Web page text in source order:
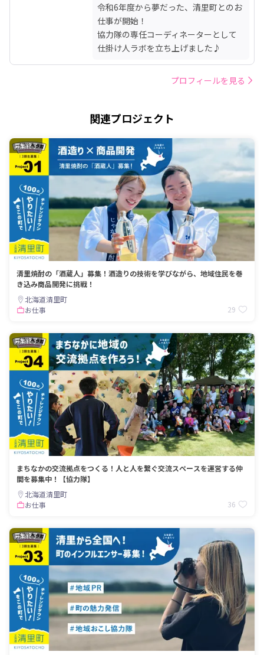
令和6年度から夢だった、清里町とのお
仕事が開始！
協力隊の専任コーディネーターとして
仕掛け人ラボを立ち上げました♪
プロフィールを見る
関連プロジェクト
募集終了
清里焼酎の「酒蔵人」募集！酒造りの技術を学びながら、地域住民を巻
き込み商品開発に挑戦！
北海道清里町
お仕事
29
募集終了
まちなかの交流拠点をつくる！人と人を繋ぐ交流スペースを運営する仲
間を募集中！【協力隊】
北海道清里町
お仕事
36
募集終了